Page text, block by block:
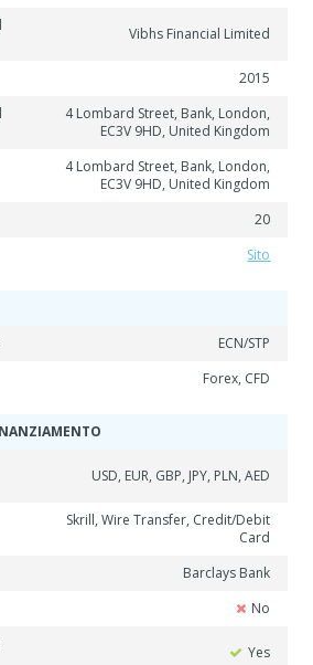
Vibhs Financial Limited
2015
4 Lombard Street, Bank, London,
EC3V 9HD, United Kingdom
4 Lombard Street, Bank, London,
EC3V 9HD, United Kingdom
20
Sito
ECN/STP
Forex, CFD
USD, EUR, GBP, JPY, PLN, AED
Skrill, Wire Transfer, Credit/Debit
Card
Barclays Bank
No
Yes